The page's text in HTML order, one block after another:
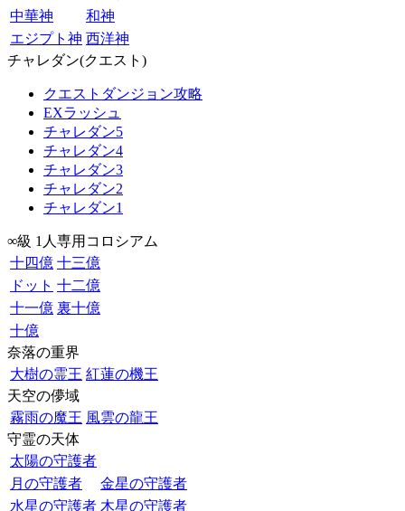
中華神
和神
エジプト神 西洋神
チャレダン(クエスト)
クエストダンジョン攻略
EXラッシュ
チャレダン5
チャレダン4
チャレダン3
チャレダン2
チャレダン1
∞級 1人専用コロシアム
十四億 十三億
ドット 十二億
十一億 裏十億
十億
奈落の重界
大樹の霊王 紅蓮の機王
天空の儚域
霧雨の魔王 風雲の龍王
守霊の天体
太陽の守護者
月の守護者
金星の守護者
水星の守護者 木星の守護者